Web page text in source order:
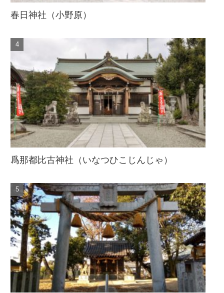
春日神社（小野原）
爲那都比古神社（いなつひこじんじゃ）